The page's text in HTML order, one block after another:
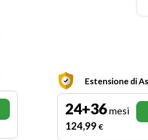
Estensione di
24+36 mesi
124,99 €